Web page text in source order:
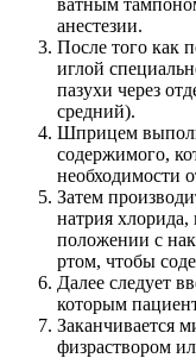
анестезии.
После того как
иглой
пазухи через
средний).
Шприцем
содержимого,
необходимости
Затем
натрия
положении с
ртом, чтобы
Далее следует
которым
Заканчивается
физраствором